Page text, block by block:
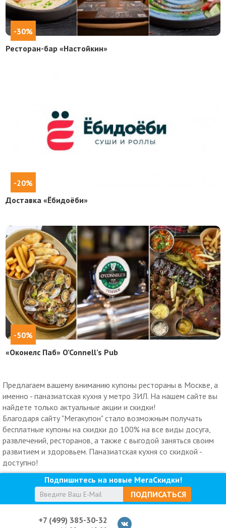
-30%
Ресторан-бар «Настойкин»
-20%
Доставка «Ёбидоёби»
-50%
«Оконелс Паб» O’Connell’s Pub
Предлагаем вашему вниманию купоны рестораны в Москве, а
именно - паназиатская кухня у метро ЗИЛ. На нашем сайте вы
найдете только актуальные акции и скидки!
Благодаря сайту "Мегакупон" стало возможным получать
бесплатные купоны на скидки до 100% на все виды досуга,
развлечений, ресторанов, а также с выгодой заняться своим
развитием и здоровьем. Паназиатская кухня со скидкой -
доступно!
Подпишитесь на новые МегаСкидки!
ПОДПИСАТЬСЯ
+7 (499) 385-30-32